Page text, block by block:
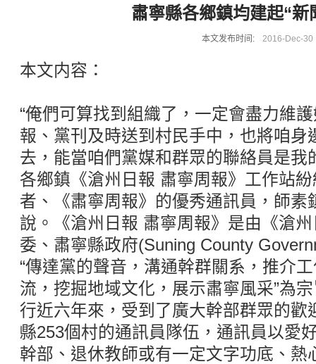
肅寧縣各鄉鎮均建起“新
本文发布时间: 2016-Dec-30
本文内容：
“俺們可算找到組織了，一定會盡力維護
報、黨刊及時送到村民手中，也將咱身
去，能當咱們黨媒和群眾的聯絡員是我
各鄉鎮《滄州日報 肅寧周報》工作站
者、《肅寧周報》的優秀通訊員，師素
說。《滄州日報 肅寧周報》是由《滄
委、肅寧縣政府(Suning County
“傳達黨的聲音，溝通幹群關系，推介
流，挖掘地域文化，展示肅寧風采”為
行近六年來，受到了廣大幹部群眾的歡
縣253個村的通訊員隊伍，通訊員以愛
幹部、退休教師或有一定文字功底、熱